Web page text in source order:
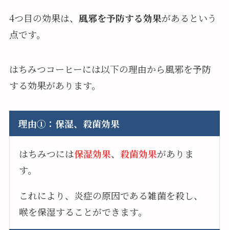
4つ目の効果は、 風邪を予防する効果があるという
点です。
はちみつコーヒーには以下の理由から風邪を予防
する効果があります。
理由①：保湿、殺菌効果
はちみつには保湿効果、 殺菌効果がありま
す。
これにより、炎症の原因である雑菌を殺し、
喉を保湿することができます。